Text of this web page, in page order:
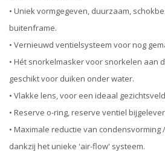
• Uniek vormgegeven, duurzaam,
buitenframe.
• Vernieuwd ventielsysteem voor nog
• Hét snorkelmasker voor snorkelen aan
geschikt voor duiken onder water.
• Vlakke lens, voor een ideaal
• Reserve o-ring, reserve ventiel
• Maximale reductie van
dankzij het unieke 'air-flow' systeem.